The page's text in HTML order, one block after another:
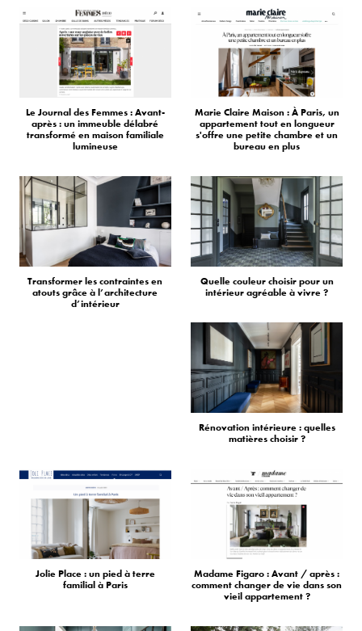
Le Journal des Femmes : Avant-
après : un immeuble délabré
transformé en maison familiale
lumineuse
Marie Claire Maison : À Paris, un
appartement tout en longueur
s'offre une petite chambre et un
bureau en plus
Transformer les contraintes en
atouts grâce à l’architecture
d’intérieur
Quelle couleur choisir pour un
intérieur agréable à vivre ?
Rénovation intérieure : quelles
matières choisir ?
Jolie Place : un pied à terre
familial à Paris
Madame Figaro : Avant / après :
comment changer de vie dans son
vieil appartement ?